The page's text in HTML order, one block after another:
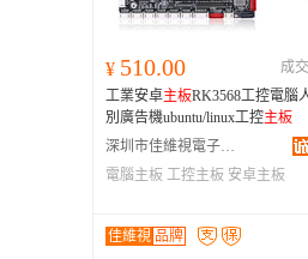
¥ 510.00
成
工業安卓主板RK3568工控電腦
別廣告機ubuntu/linux工控主板
深圳市佳維視電子科技有限公司
電腦主板 工控主板 安卓主板
佳維視 品牌